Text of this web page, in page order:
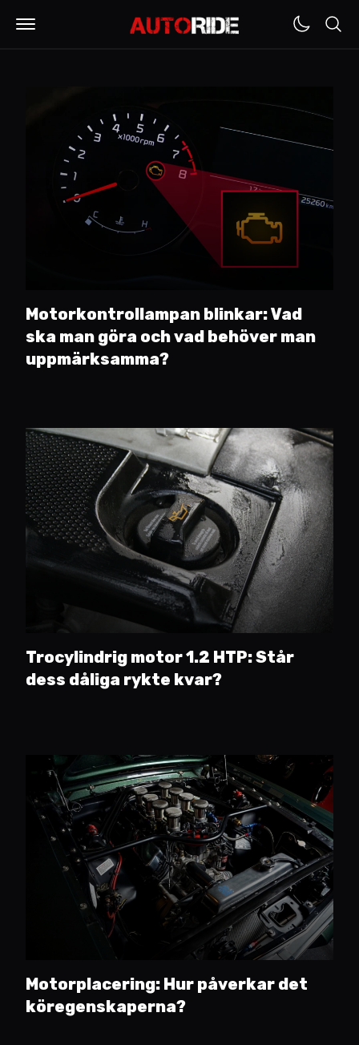
Motorkontrollampan blinkar: Vad
ska man göra och vad behöver man
uppmärksamma?
Trocylindrig motor 1.2 HTP: Står
dess dåliga rykte kvar?
Motorplacering: Hur påverkar det
köregenskaperna?